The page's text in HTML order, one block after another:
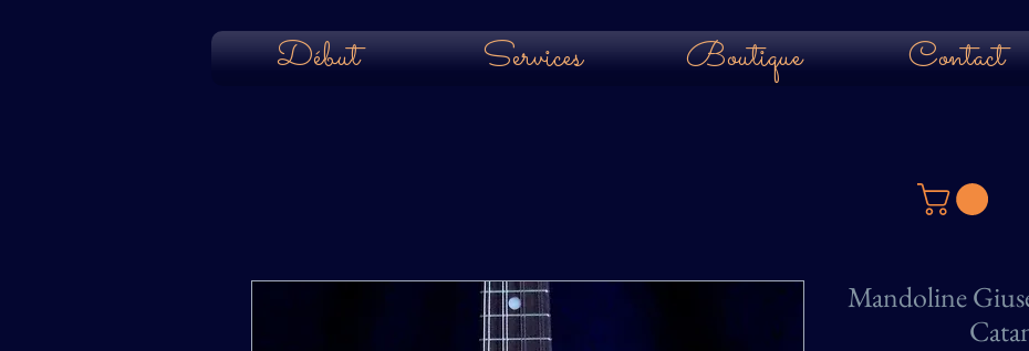
Début Services Boutique Contact
Mandoline